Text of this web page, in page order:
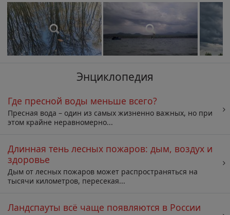
Энциклопедия
Где пресной воды меньше всего?
Пресная вода – один из самых жизненно важных, но при
этом крайне неравномерно...
Длинная тень лесных пожаров: дым, воздух и
здоровье
Дым от лесных пожаров может распространяться на
тысячи километров, пересекая...
Ландспауты всё чаще появляются в России